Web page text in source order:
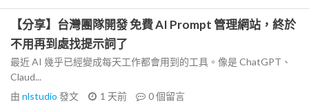
【分享】台灣團隊開發 免費 AI Prompt 管理網站，終於
不用再到處找提示詞了
最近 AI 幾乎已經變成每天工作都會用到的工具。像是 ChatGPT、
Claud...
由 nlstudio 發文 1 天前 0個留言